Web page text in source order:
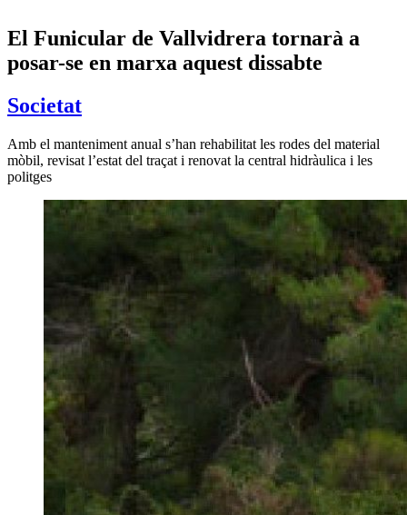
El Funicular de Vallvidrera tornarà a
posar-se en marxa aquest dissabte
Societat
Amb el manteniment anual s’han rehabilitat les rodes del material
mòbil, revisat l’estat del traçat i renovat la central hidràulica i les
politges